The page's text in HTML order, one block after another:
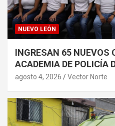
NUEVO LEÓN
INGRESAN 65 NUEVOS
ACADEMIA DE POLICÍA
agosto 4, 2026 Vector Norte